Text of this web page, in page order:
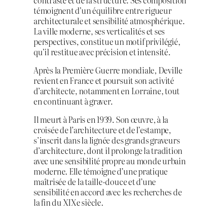
témoignent d’un équilibre entre rigueur
architecturale et sensibilité atmosphérique.
La ville moderne, ses verticalités et ses
perspectives, constitue un motif privilégié,
qu’il restitue avec précision et intensité.
Après la Première Guerre mondiale, Deville
revient en France et poursuit son activité
d’architecte, notamment en Lorraine, tout
en continuant à graver.
Il meurt à Paris en 1939. Son œuvre, à la
croisée de l’architecture et de l’estampe,
s’inscrit dans la lignée des grands graveurs
d’architecture, dont il prolonge la tradition
avec une sensibilité propre au monde urbain
moderne. Elle témoigne d’une pratique
maîtrisée de la taille-douce et d’une
sensibilité en accord avec les recherches de
la fin du XIXe siècle.